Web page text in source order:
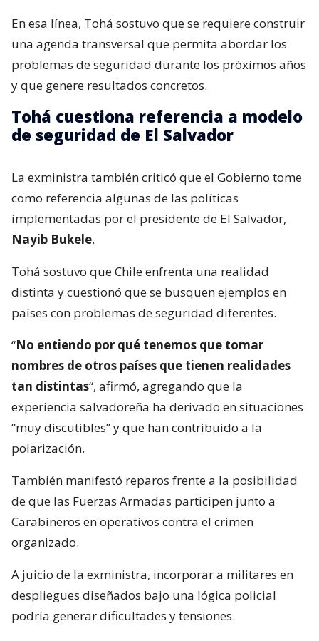
En esa línea, Tohá sostuvo que se requiere construir
una agenda transversal que permita abordar los
problemas de seguridad durante los próximos años
y que genere resultados concretos.
Tohá cuestiona referencia a modelo
de seguridad de El Salvador
La exministra también criticó que el Gobierno tome
como referencia algunas de las políticas
implementadas por el presidente de El Salvador,
Nayib Bukele.
Tohá sostuvo que Chile enfrenta una realidad
distinta y cuestionó que se busquen ejemplos en
países con problemas de seguridad diferentes.
“No entiendo por qué tenemos que tomar
nombres de otros países que tienen realidades
tan distintas“, afirmó, agregando que la
experiencia salvadoreña ha derivado en situaciones
“muy discutibles” y que han contribuido a la
polarización.
También manifestó reparos frente a la posibilidad
de que las Fuerzas Armadas participen junto a
Carabineros en operativos contra el crimen
organizado.
A juicio de la exministra, incorporar a militares en
despliegues diseñados bajo una lógica policial
podría generar dificultades y tensiones.